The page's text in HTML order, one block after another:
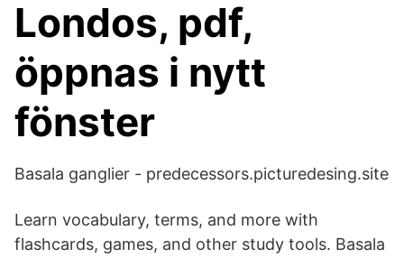
Londos, pdf,
öppnas i nytt
fönster
Basala ganglier - predecessors.picturedesing.site
Learn vocabulary, terms, and more with
flashcards, games, and other study tools. Basala